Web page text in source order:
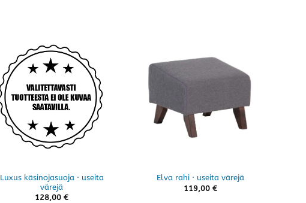
Luxus käsinojasuoja · useita
värejä
128,00 €
Elva rahi · useita värejä
119,00 €